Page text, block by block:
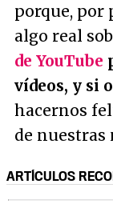
porque, por
algo real
de YouTube
vídeos, y si
hacernos
de nuestras
ARTÍCULOS